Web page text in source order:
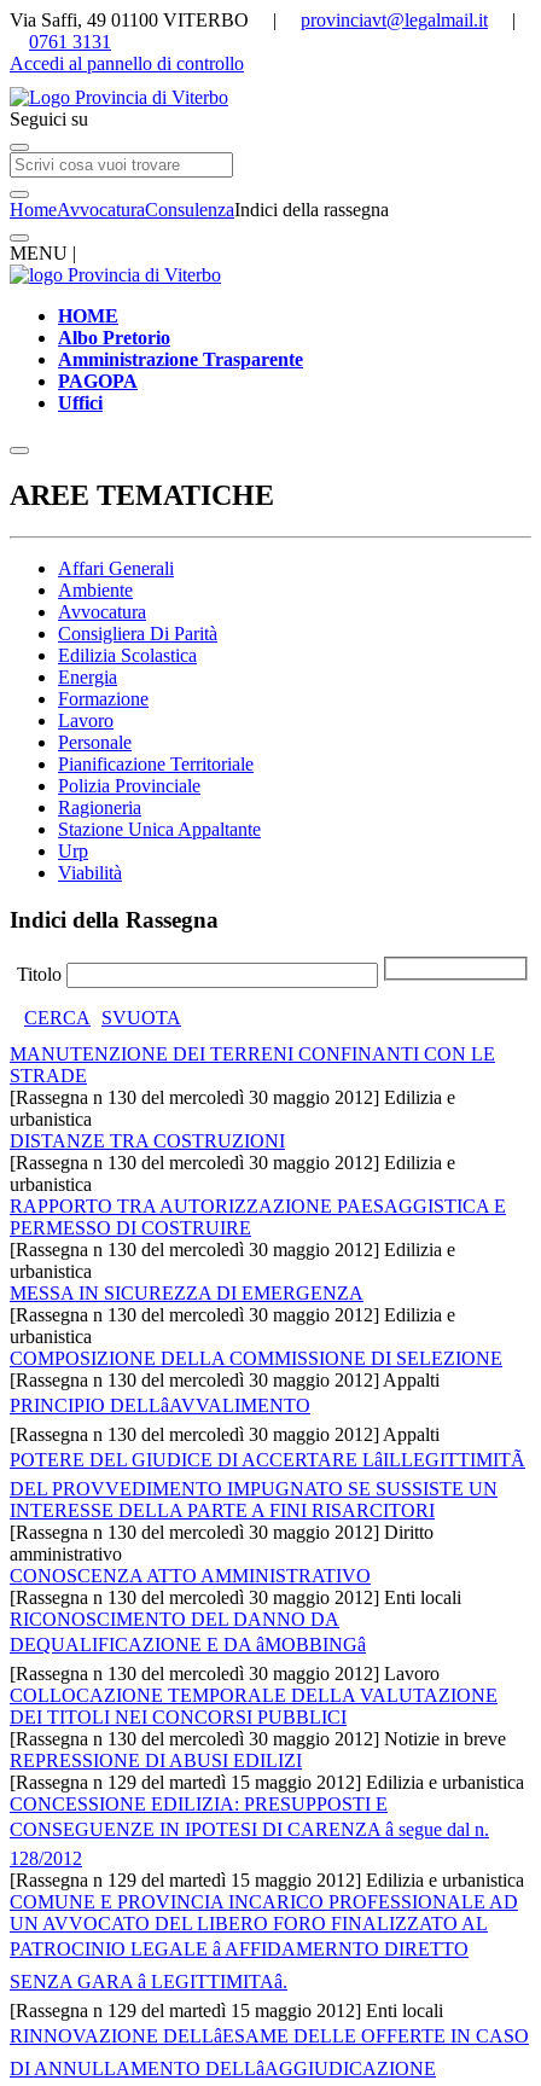
Via Saffi, 49 01100 VITERBO | provinciavt@legalmail.it |
0761 3131
Accedi al pannello di controllo
Seguici su
HomeAvvocaturaConsulenzaIndici della rassegna
MENU |
HOME
Albo Pretorio
Amministrazione Trasparente
PAGOPA
Uffici
AREE TEMATICHE
Affari Generali
Ambiente
Avvocatura
Consigliera Di Parità
Edilizia Scolastica
Energia
Formazione
Lavoro
Personale
Pianificazione Territoriale
Polizia Provinciale
Ragioneria
Stazione Unica Appaltante
Urp
Viabilità
Indici della Rassegna
Titolo
CERCA
SVUOTA
MANUTENZIONE DEI TERRENI CONFINANTI CON LE
STRADE
[Rassegna n 130 del mercoledì 30 maggio 2012] Edilizia e
urbanistica
DISTANZE TRA COSTRUZIONI
[Rassegna n 130 del mercoledì 30 maggio 2012] Edilizia e
urbanistica
RAPPORTO TRA AUTORIZZAZIONE PAESAGGISTICA E
PERMESSO DI COSTRUIRE
[Rassegna n 130 del mercoledì 30 maggio 2012] Edilizia e
urbanistica
MESSA IN SICUREZZA DI EMERGENZA
[Rassegna n 130 del mercoledì 30 maggio 2012] Edilizia e
urbanistica
COMPOSIZIONE DELLA COMMISSIONE DI SELEZIONE
[Rassegna n 130 del mercoledì 30 maggio 2012] Appalti
PRINCIPIO DELLâAVVALIMENTO
[Rassegna n 130 del mercoledì 30 maggio 2012] Appalti
POTERE DEL GIUDICE DI ACCERTARE LâILLEGITTIMITÃ
DEL PROVVEDIMENTO IMPUGNATO SE SUSSISTE UN
INTERESSE DELLA PARTE A FINI RISARCITORI
[Rassegna n 130 del mercoledì 30 maggio 2012] Diritto
amministrativo
CONOSCENZA ATTO AMMINISTRATIVO
[Rassegna n 130 del mercoledì 30 maggio 2012] Enti locali
RICONOSCIMENTO DEL DANNO DA
DEQUALIFICAZIONE E DA âMOBBINGâ
[Rassegna n 130 del mercoledì 30 maggio 2012] Lavoro
COLLOCAZIONE TEMPORALE DELLA VALUTAZIONE
DEI TITOLI NEI CONCORSI PUBBLICI
[Rassegna n 130 del mercoledì 30 maggio 2012] Notizie in breve
REPRESSIONE DI ABUSI EDILIZI
[Rassegna n 129 del martedì 15 maggio 2012] Edilizia e urbanistica
CONCESSIONE EDILIZIA: PRESUPPOSTI E
CONSEGUENZE IN IPOTESI DI CARENZA â segue dal n.
128/2012
[Rassegna n 129 del martedì 15 maggio 2012] Edilizia e urbanistica
COMUNE E PROVINCIA INCARICO PROFESSIONALE AD
UN AVVOCATO DEL LIBERO FORO FINALIZZATO AL
PATROCINIO LEGALE â AFFIDAMERNTO DIRETTO
SENZA GARA â LEGITTIMITAâ.
[Rassegna n 129 del martedì 15 maggio 2012] Enti locali
RINNOVAZIONE DELLâESAME DELLE OFFERTE IN CASO
DI ANNULLAMENTO DELLâAGGIUDICAZIONE